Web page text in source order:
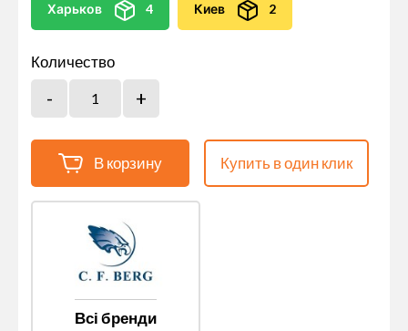
Харьков 4 Киев 2
Количество
В корзину Купить в один клик
Всі бренди